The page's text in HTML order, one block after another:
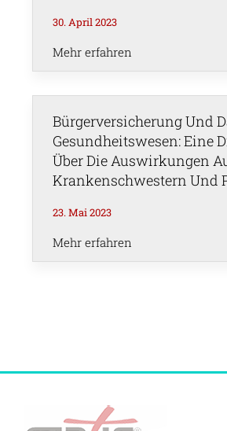
30. April 2023
Mehr erfahren
Bürgerversicherung Und
Gesundheitswesen: Eine
Über Die Auswirkungen
Krankenschwestern Und
23. Mai 2023
Mehr erfahren